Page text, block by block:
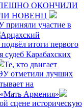
ОКОНЧИЛИ
НОВЕНЦ
приняли участие в
Арцахский
итоги первого
судеб Карабахских
Те, кто двигает
отметили лучших
на
Армения»
сцене историческую